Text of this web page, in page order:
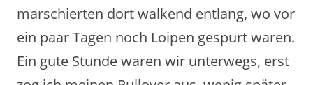
marschierten dort walkend entlang, wo vor
ein paar Tagen noch Loipen gespurt waren.
Ein gute Stunde waren wir unterwegs, erst